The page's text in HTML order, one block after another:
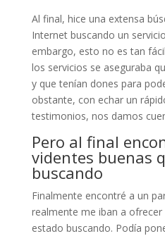
Al final, hice una extensa
Internet buscando un
embargo, esto no es tan
los servicios se aseguraba
y que tenían dones para
obstante, con echar un
testimonios, nos damos
Pero al final
videntes buenas
buscando
Finalmente encontré a un
realmente me iban a ofrecer
estado buscando. Podía